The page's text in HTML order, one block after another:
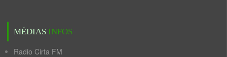
MÉDIAS INFOS
Radio Cirta FM